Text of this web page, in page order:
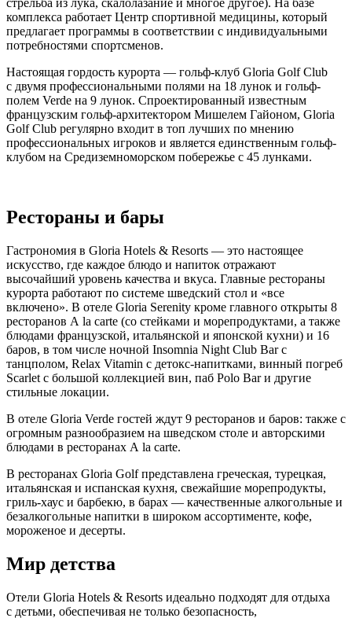
стрельба из лука, скалолазание и многое другое). На базе
комплекса работает Центр спортивной медицины, который
предлагает программы в соответствии с индивидуальными
потребностями спортсменов.
Настоящая гордость курорта — гольф-клуб Gloria Golf Club
с двумя профессиональными полями на 18 лунок и гольф-
полем Verde на 9 лунок. Спроектированный известным
французским гольф-архитектором Мишелем Гайоном, Gloria
Golf Club регулярно входит в топ лучших по мнению
профессиональных игроков и является единственным гольф-
клубом на Средиземноморском побережье с 45 лунками.
Рестораны и бары
Гастрономия в Gloria Hotels & Resorts — это настоящее
искусство, где каждое блюдо и напиток отражают
высочайший уровень качества и вкуса. Главные рестораны
курорта работают по системе шведский стол и «все
включено». В отеле Gloria Serenity кроме главного открыты 8
ресторанов А la carte (со стейками и морепродуктами, а также
блюдами французской, итальянской и японской кухни) и 16
баров, в том числе ночной Insomnia Night Club Bar с
танцполом, Relax Vitamin c детокс-напитками, винный погреб
Scarlet с большой коллекцией вин, паб Polo Bar и другие
стильные локации.
В отеле Gloria Verde гостей ждут 9 ресторанов и баров: также с
огромным разнообразием на шведском столе и авторскими
блюдами в ресторанах А la carte.
В ресторанах Gloria Golf представлена греческая, турецкая,
итальянская и испанская кухня, свежайшие морепродукты,
гриль-хаус и барбекю, в барах — качественные алкогольные и
безалкогольные напитки в широком ассортименте, кофе,
мороженое и десерты.
Мир детства
Отели Gloria Hotels & Resorts идеально подходят для отдыха
с детьми, обеспечивая не только безопасность,